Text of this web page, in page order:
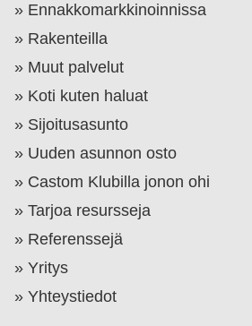
Ennakkomarkkinoinnissa
Rakenteilla
Muut palvelut
Koti kuten haluat
Sijoitusasunto
Uuden asunnon osto
Castom Klubilla jonon ohi
Tarjoa resursseja
Referenssejä
Yritys
Yhteystiedot